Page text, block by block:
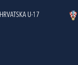
HRVATSKA U-17